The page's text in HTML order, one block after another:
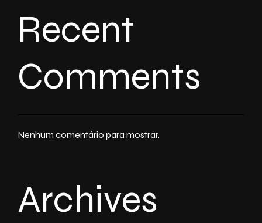
Recent
Comments
Nenhum comentário para mostrar.
Archives